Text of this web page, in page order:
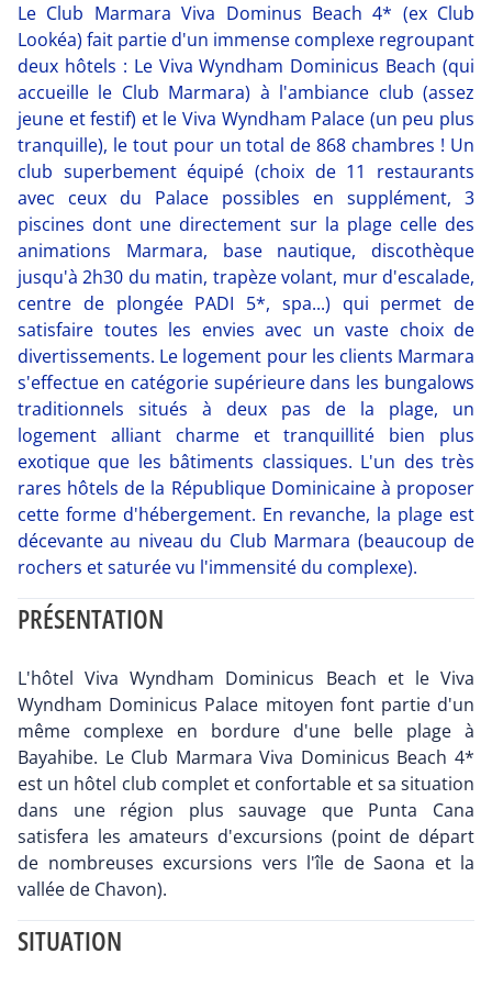
Le Club Marmara Viva Dominus Beach 4* (ex Club
Lookéa) fait partie d'un immense complexe regroupant
deux hôtels : Le Viva Wyndham Dominicus Beach (qui
accueille le Club Marmara) à l'ambiance club (assez
jeune et festif) et le Viva Wyndham Palace (un peu plus
tranquille), le tout pour un total de 868 chambres ! Un
club superbement équipé (choix de 11 restaurants
avec ceux du Palace possibles en supplément, 3
piscines dont une directement sur la plage celle des
animations Marmara, base nautique, discothèque
jusqu'à 2h30 du matin, trapèze volant, mur d'escalade,
centre de plongée PADI 5*, spa...) qui permet de
satisfaire toutes les envies avec un vaste choix de
divertissements. Le logement pour les clients Marmara
s'effectue en catégorie supérieure dans les bungalows
traditionnels situés à deux pas de la plage, un
logement alliant charme et tranquillité bien plus
exotique que les bâtiments classiques. L'un des très
rares hôtels de la République Dominicaine à proposer
cette forme d'hébergement. En revanche, la plage est
décevante au niveau du Club Marmara (beaucoup de
rochers et saturée vu l'immensité du complexe).
PRÉSENTATION
L'hôtel Viva Wyndham Dominicus Beach et le Viva
Wyndham Dominicus Palace mitoyen font partie d'un
même complexe en bordure d'une belle plage à
Bayahibe. Le Club Marmara Viva Dominicus Beach 4*
est un hôtel club complet et confortable et sa situation
dans une région plus sauvage que Punta Cana
satisfera les amateurs d'excursions (point de départ
de nombreuses excursions vers l'île de Saona et la
vallée de Chavon).
SITUATION